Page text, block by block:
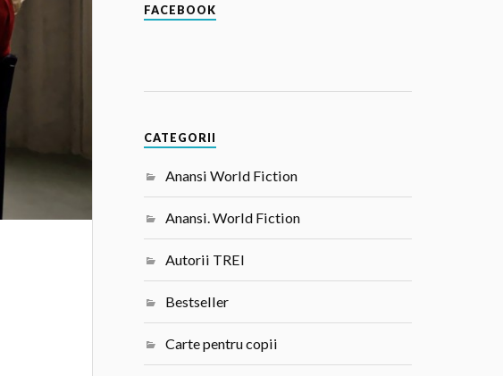
FACEBOOK
CATEGORII
Anansi World Fiction
Anansi. World Fiction
Autorii TREI
Bestseller
Carte pentru copii